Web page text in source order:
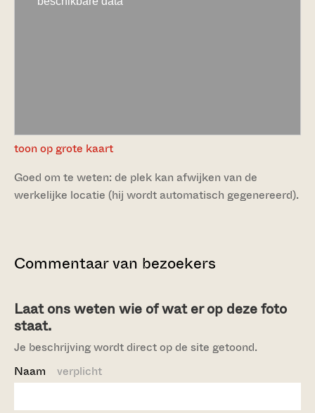
toon op grote kaart
Goed om te weten: de plek kan afwijken van de
werkelijke locatie (hij wordt automatisch gegenereerd).
Commentaar van bezoekers
Laat ons weten wie of wat er op deze foto
staat.
Je beschrijving wordt direct op de site getoond.
Naam verplicht